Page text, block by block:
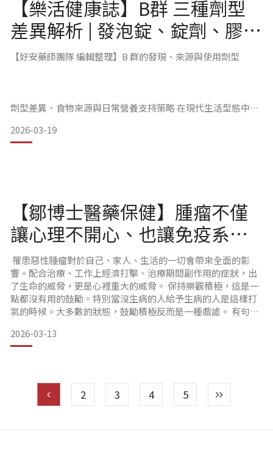
以下讓我們了解它的成因、可能達到的極端數值以及潛在風
險，現今有什麼新藥的臨床應用。
【樂活健康誌】B群 三種劑型
差異解析 | 發泡錠、錠劑、膠囊
到底該怎麼選?
【好安藥師團隊 編輯整理】B 群的發現、來源與使用劑型
劑型差異、食物來源與日常營養支持策略 在現代生活型態中，
節奏之間的落差。長時間用腦、睡眠不足、飲食不均衡或壓力
負荷增加，都可能使身體對營養素的需求提高，其中以 B 群維
2026-03-19
【鄒博士醫藥保健】腫瘤不僅
讓心理不開心、也讓免疫系統
不開心
罹患惡性腫瘤對於自己、家人、生活的一切會帶來全面的影
響。配合治療、工作上經濟打擊、治療期間副作用的症狀，出
了生命的威脅，更是心裡重大的威脅。 保持樂觀積極，這是一
點都沒有用的鼓勵。特別當沒生病的人給予生病的人是這樣打
氣的時候。大多數的狀態，鼓勵積極反而是一種戲謔。 有句話
的！ 你不快樂的時候更不要與人說，沒有人喜歡不快樂。很矛
盾吧？ 這世上真正希望你好的人，認真告訴你，不大多。 為自
2026-03-13
2 3 4 5